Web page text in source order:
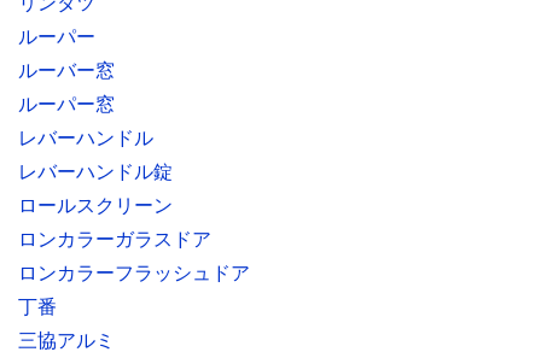
ルーパー
ルーバー窓
ルーパー窓
レバーハンドル
レバーハンドル錠
ロールスクリーン
ロンカラーガラスドア
ロンカラーフラッシュドア
丁番
三協アルミ